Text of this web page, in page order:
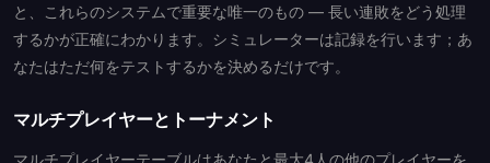
と、これらのシステムで重要な唯一のもの — 長い連敗をどう処理
するかが正確にわかります。シミュレーターは記録を行います；あ
なたはただ何をテストするかを決めるだけです。
マルチプレイヤーとトーナメント
マルチプレイヤーテーブルはあなたと最大4人の他のプレイヤーを